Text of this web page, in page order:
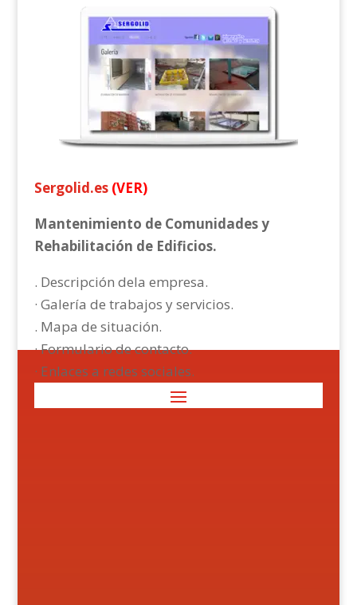
Sergolid.es(VER)
Mantenimiento de Comunidades y
Rehabilitación de Edificios.
. Descripción dela empresa.
· Galería de trabajos y servicios.
. Mapa de situación.
· Formulario de contacto.
· Enlaces a redes sociales.